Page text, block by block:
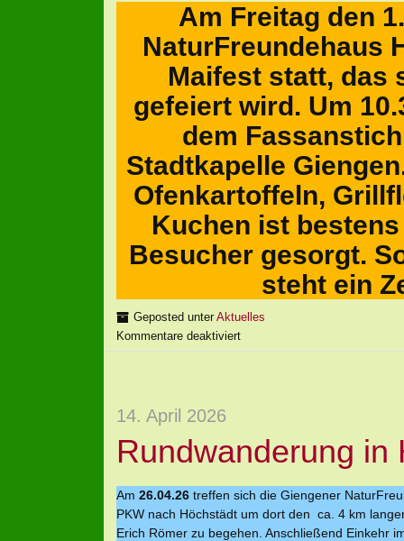
Am Freitag den
NaturFreundehaus
Maifest statt, das
gefeiert wird. Um
dem
Stadtkapelle
Ofenkartoffeln,
Kuchen ist
Besucher gesorgt.
steht ein
Geposted unterAktuelles
Kommentare deaktiviert
14. April 2026
Rundwanderung in
Am 26.04.26treffen sich die Giengener
PKW nach Höchstädt um dort den ca. 4 km
Erich Römer zu begehen. Anschließend Einkehr